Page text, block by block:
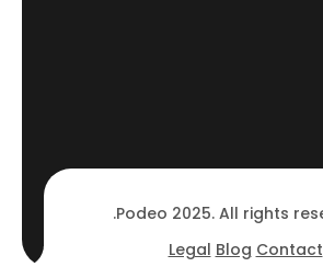
Legal Blog Contact